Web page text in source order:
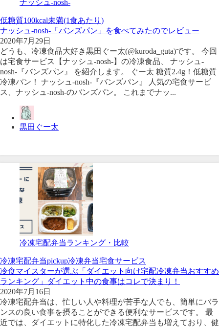
ナッシュ-nosh-
低糖質100kcal未満(1食あたり)
ナッシュ-nosh-「バンズパン」を食べてみたのでレビュー
2020年7月29日
どうも、冷凍食品大好き黒田ぐー太(@kuroda_guta)です。 今回
は宅食サービス【ナッシュ-nosh-】の冷凍食品、 ナッシュ-
nosh-『バンズパン』 を紹介します。 ぐー太 糖質2.4g！低糖質
冷凍パン！ ナッシュ-nosh-『バンズパン』 人気の宅食サービ
ス、ナッシュ-nosh-のバンズパン。 これまでナッ...
黒田ぐー太
冷凍宅配弁当ランキング・比較
冷凍宅配弁当pickup冷凍弁当宅食サービス
冷食マイスターが選ぶ「ダイエット向け宅配冷凍弁当おすすめ
ランキング」ダイエット中の食事はコレで決まり！
2020年7月16日
冷凍宅配弁当は、忙しい人や料理が苦手な人でも、簡単にバラ
ンスの良い食事を摂ることができる便利なサービスです。 最
近では、ダイエットに特化した冷凍宅配弁当も増えており、健